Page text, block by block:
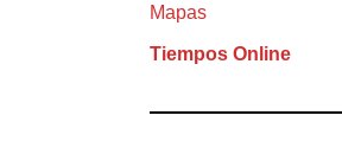
Mapas
Tiempos Online